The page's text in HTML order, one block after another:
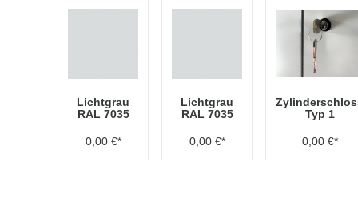
Lichtgrau
RAL 7035
0,00 €*
Lichtgrau
RAL 7035
0,00 €*
Typ 1
0,00 €*